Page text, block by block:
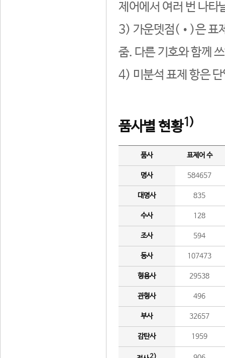
제어에서 여러 번 나타
3) 가운뎃점(•)은 표
줌. 다른 기호와 함께
4) 미분석 표제 항은
품사별 현황1)
품사 표제어 수
명사 584657
대명사 835
수사 128
조사 594
동사 107473
형용사 29538
관형사 496
부사 32657
감탄사 1959